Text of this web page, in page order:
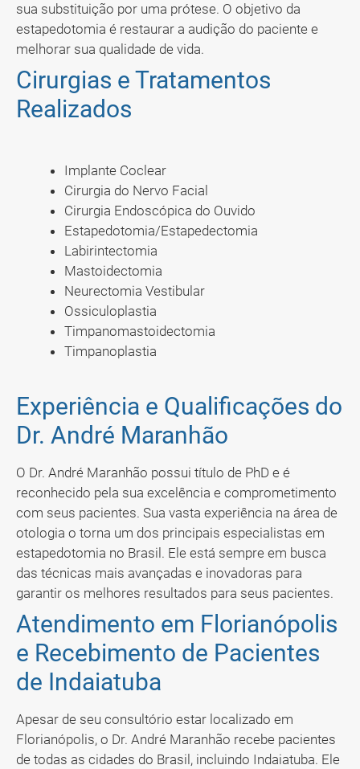
sua substituição por uma prótese. O objetivo da
estapedotomia é restaurar a audição do paciente e
melhorar sua qualidade de vida.
Cirurgias e Tratamentos
Realizados
Implante Coclear
Cirurgia do Nervo Facial
Cirurgia Endoscópica do Ouvido
Estapedotomia/Estapedectomia
Labirintectomia
Mastoidectomia
Neurectomia Vestibular
Ossiculoplastia
Timpanomastoidectomia
Timpanoplastia
Experiência e Qualificações do
Dr. André Maranhão
O Dr. André Maranhão possui título de PhD e é
reconhecido pela sua excelência e comprometimento
com seus pacientes. Sua vasta experiência na área de
otologia o torna um dos principais especialistas em
estapedotomia no Brasil. Ele está sempre em busca
das técnicas mais avançadas e inovadoras para
garantir os melhores resultados para seus pacientes.
Atendimento em Florianópolis
e Recebimento de Pacientes
de Indaiatuba
Apesar de seu consultório estar localizado em
Florianópolis, o Dr. André Maranhão recebe pacientes
de todas as cidades do Brasil, incluindo Indaiatuba. Ele